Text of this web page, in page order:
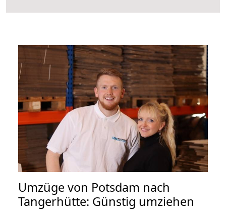
Umzüge von Potsdam nach
Tangerhütte: Günstig umziehen